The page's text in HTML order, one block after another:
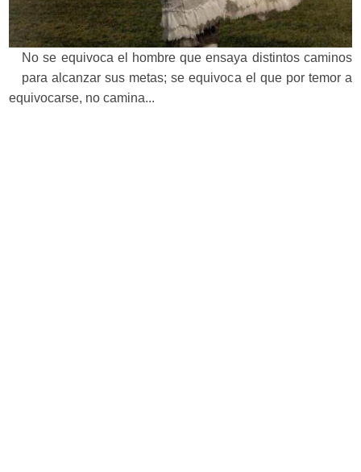
No se equivoca el hombre que ensaya distintos caminos
para alcanzar sus metas; se equivoca el que por temor a
equivocarse, no camina...